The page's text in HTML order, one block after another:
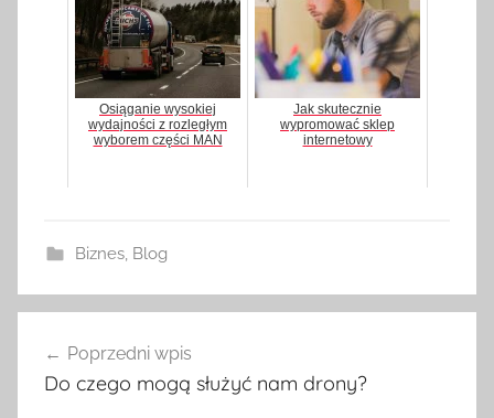
Osiąganie wysokiej
wydajności z rozległym
wyborem części MAN
Jak skutecznie
wypromować sklep
internetowy
Biznes, Blog
Nawigacja
wpisu
Poprzedni wpis
Do czego mogą służyć nam drony?